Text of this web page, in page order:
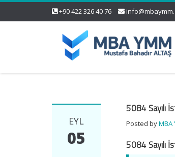
+90 422 326 40 76
EYL
05
5084 Sayılı
Posted byMBA
5084 Sayılı